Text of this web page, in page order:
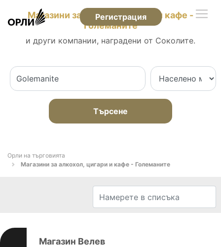
Регистрация
Магазини за алкохол, цигари и кафе -
Големаните
и други компании, наградени от Соколите.
Търсене
Орли на търговията
Магазини за алкохол, цигари и кафе - Големаните
Магазин Велев